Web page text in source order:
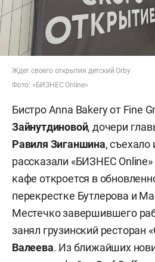
Ждет своего открытия детский Orby
Фото: «БИЗНЕС Online»
Бистро Anna Bakery от Fine
Зайнутдиновой, дочери
Равиля Зиганшина, съехало
рассказали «БИЗНЕС
кафе откроется в
перекрестке Бутлерова и
Местечко завершившего
занял грузинский ресторан
Валеева. Из ближайших